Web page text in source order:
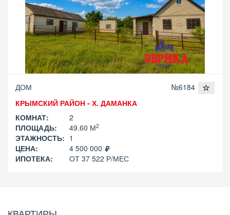
ДОМ
№6184
КРЫМСКИЙ РАЙОН - Х. ДАМАНКА
КОМНАТ:
2
ПЛОЩАДЬ:
49.60 М2
ЭТАЖНОСТЬ: 1
ЦЕНА:
4 500 000
ИПОТЕКА:
ОТ 37 522 Р/МЕС